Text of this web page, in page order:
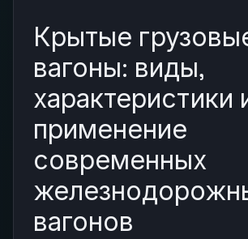
Крытые
вагоны: виды,
характеристики
применение
современных
вагонов